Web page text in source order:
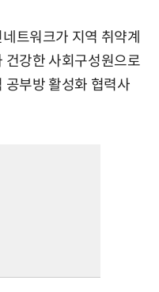
트워크가 지역 취약계
건강한 사회구성원으로
공부방 활성화 협력사